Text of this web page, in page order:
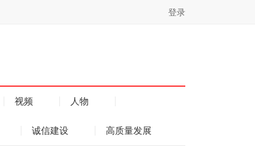
登录
视频 人物
诚信建设 高质量发展